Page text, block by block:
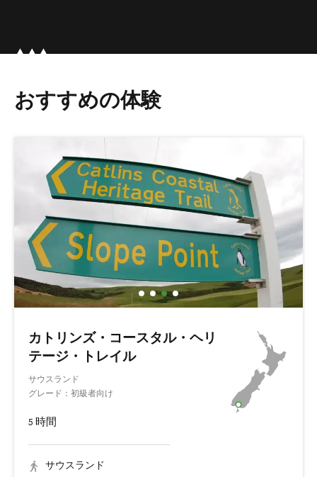
おすすめの体験
カトリンズ・コースタル・ヘリ
テージ・トレイル
サウスランド
グレード：初級者向け
5 時間
サウスランド